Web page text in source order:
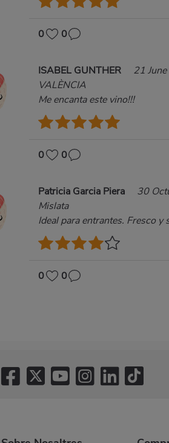
0 0
ISABEL GUNTHER
21
VALÈNCIA
Me encanta este vino!!!
0 0
Patricia Garcia Piera
30
Mislata
Ideal para entrantes. Fresco y
0 0